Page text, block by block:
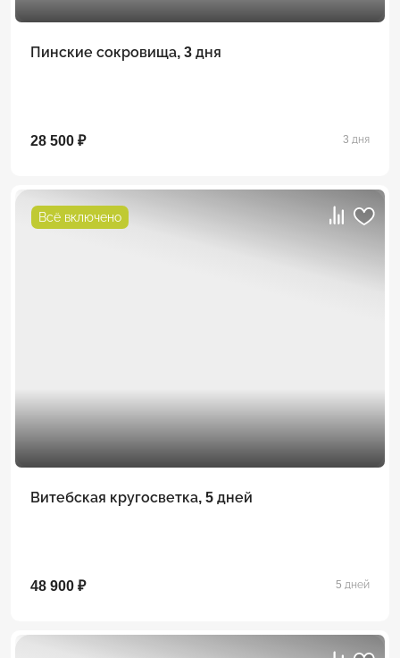
Пинские сокровища, 3 дня
28 500 ₽ 3 дня
Всё включено
Витебская кругосветка, 5 дней
48 900 ₽ 5 дней